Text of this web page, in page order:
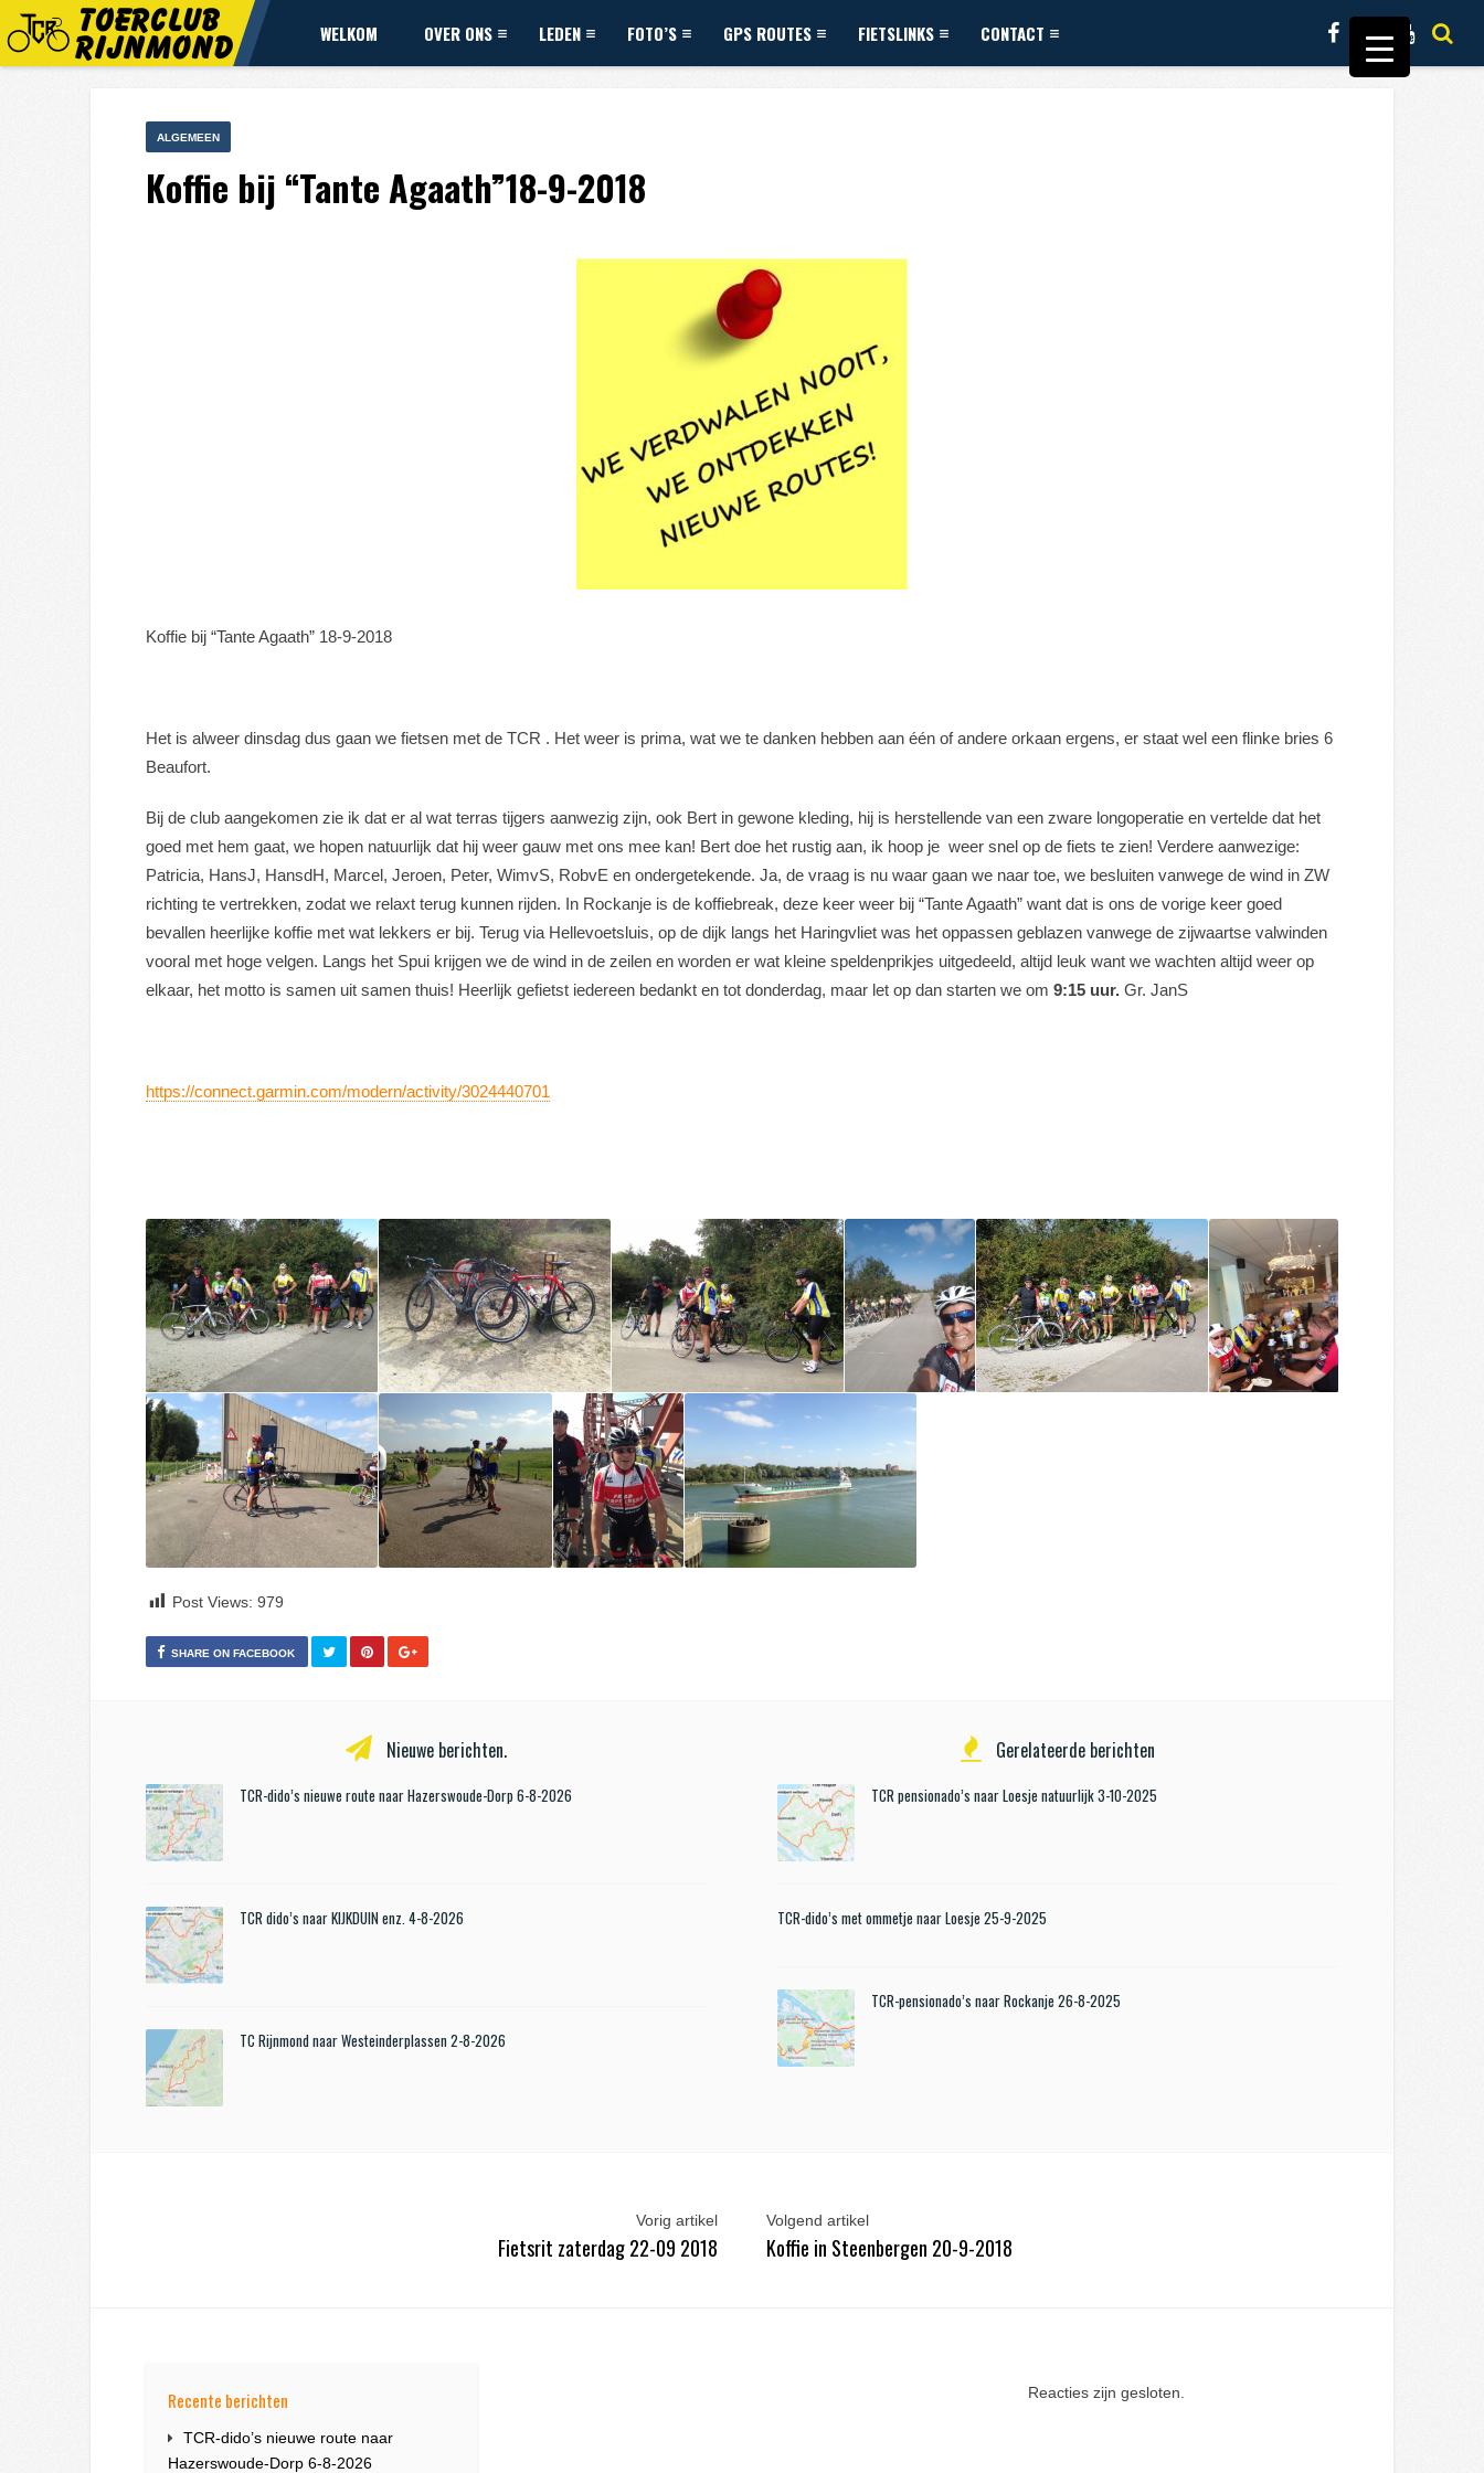
WELKOM OVER ONS LEDEN FOTO’S GPS ROUTES FIETSLINKS CONTACT
ALGEMEEN
Koffie bij “Tante Agaath”18-9-2018
Koffie bij “Tante Agaath” 18-9-2018
Het is alweer dinsdag dus gaan we fietsen met de TCR . Het weer is prima, wat we te danken hebben aan één of andere orkaan ergens, er staat wel een flinke bries 6
Beaufort.
Bij de club aangekomen zie ik dat er al wat terras tijgers aanwezig zijn, ook Bert in gewone kleding, hij is herstellende van een zware longoperatie en vertelde dat het
goed met hem gaat, we hopen natuurlijk dat hij weer gauw met ons mee kan! Bert doe het rustig aan, ik hoop je weer snel op de fiets te zien! Verdere aanwezige:
Patricia, HansJ, HansdH, Marcel, Jeroen, Peter, WimvS, RobvE en ondergetekende. Ja, de vraag is nu waar gaan we naar toe, we besluiten vanwege de wind in ZW
richting te vertrekken, zodat we relaxt terug kunnen rijden. In Rockanje is de koffiebreak, deze keer weer bij “Tante Agaath” want dat is ons de vorige keer goed
bevallen heerlijke koffie met wat lekkers er bij. Terug via Hellevoetsluis, op de dijk langs het Haringvliet was het oppassen geblazen vanwege de zijwaartse valwinden
vooral met hoge velgen. Langs het Spui krijgen we de wind in de zeilen en worden er wat kleine speldenprikjes uitgedeeld, altijd leuk want we wachten altijd weer op
elkaar, het motto is samen uit samen thuis! Heerlijk gefietst iedereen bedankt en tot donderdag, maar let op dan starten we om 9:15 uur. Gr. JanS
https://connect.garmin.com/modern/activity/3024440701
Post Views: 979
SHARE ON FACEBOOK
Nieuwe berichten.
TCR-dido’s nieuwe route naar Hazerswoude-Dorp 6-8-2026
TCR dido’s naar KIJKDUIN enz. 4-8-2026
TC Rijnmond naar Westeinderplassen 2-8-2026
Gerelateerde berichten
TCR pensionado’s naar Loesje natuurlijk 3-10-2025
TCR-dido’s met ommetje naar Loesje 25-9-2025
TCR-pensionado’s naar Rockanje 26-8-2025
Vorig artikel
Fietsrit zaterdag 22-09 2018
Volgend artikel
Koffie in Steenbergen 20-9-2018
Recente berichten
TCR-dido’s nieuwe route naar
Hazerswoude-Dorp 6-8-2026
Reacties zijn gesloten.